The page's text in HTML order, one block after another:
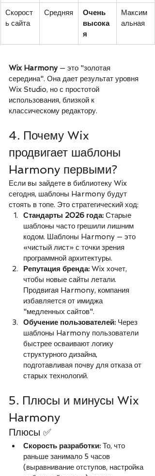
Скорост
ь сайта
Средняя
Очень
высока
я
Максим
альная
Wix Harmony — это "золотая
середина". Она дает результат уровня
Wix Studio, но с простотой
использования, близкой к
классическому редактору.
4. Почему Wix
продвигает шаблоны
Harmony первыми?
Если вы зайдете в библиотеку Wix
сегодня, шаблоны Harmony будут
стоять в топе. Это стратегический ход:
Стандарты 2026 года: Старые
шаблоны часто грешили лишним
кодом. Шаблоны Harmony — это
«чистый лист» с точки зрения
программной архитектуры.
Репутация бренда: Wix хочет,
чтобы новые сайты летали.
Продвигая Harmony, компания
избавляется от имиджа
"медленных сайтов".
Обучение пользователей: Через
шаблоны Harmony пользователи
быстрее осваивают логику
структурного дизайна,
подготавливая почву для отказа от
старых технологий.
5. Плюсы и минусы Wix
Harmony
Плюсы ✅
Скорость разработки: То, что
раньше занимало 5 часов
(выравнивание отступов, настройка